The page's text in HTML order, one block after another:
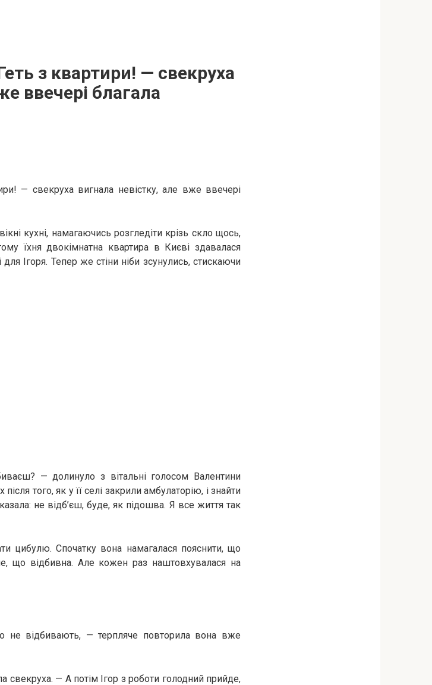
з квартири! — свекруха
ввечері благала
— свекруха вигнала невістку, але вже ввечері
кухні, намагаючись розгледіти крізь скло щось,
їхня двокімнатна квартира в Києві здавалася
Ігоря. Тепер же стіни ніби зсунулись, стискаючи
— долинуло з вітальні голосом Валентини
того, як у її селі закрили амбулаторію, і знайти
не відб’єш, буде, як підошва. Я все життя так
цибулю. Спочатку вона намагалася пояснити, що
що відбивна. Але кожен раз наштовхувалася на
не відбивають, — терпляче повторила вона вже
свекруха. — А потім Ігор з роботи голодний прийде,